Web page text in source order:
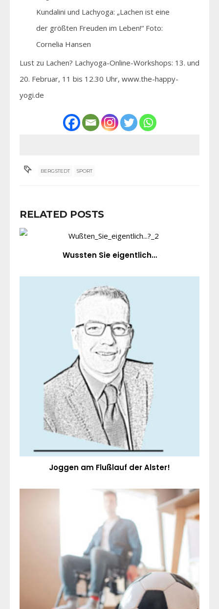
Kundalini und Lachyoga: „Lachen ist eine
der größten Freuden im Leben!“ Foto:
Cornelia Hansen
Lust zu Lachen? Lachyoga-Online-Workshops: 13. und
20. Februar, 11 bis 12.30 Uhr, www.the-happy-
yogi.de
BERGSTEDT SPORT
RELATED POSTS
Wussten Sie eigentlich…
Joggen am Flußlauf der Alster!